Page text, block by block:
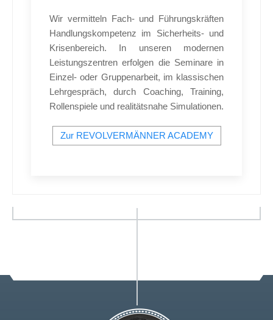
Wir vermitteln Fach- und Führungskräften
Handlungskompetenz im Sicherheits- und
Krisenbereich. In unseren modernen
Leistungszentren erfolgen die Seminare in
Einzel- oder Gruppenarbeit, im klassischen
Lehrgespräch, durch Coaching, Training,
Rollenspiele und realitätsnahe Simulationen.
Zur REVOLVERMÄNNER ACADEMY